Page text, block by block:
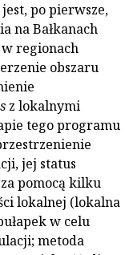
po pierwsze,
na Bałkanach
regionach
obszaru
z lokalnymi
tego programu
jej status
pomocą kilku
lokalnej (lokalna
w celu
metoda